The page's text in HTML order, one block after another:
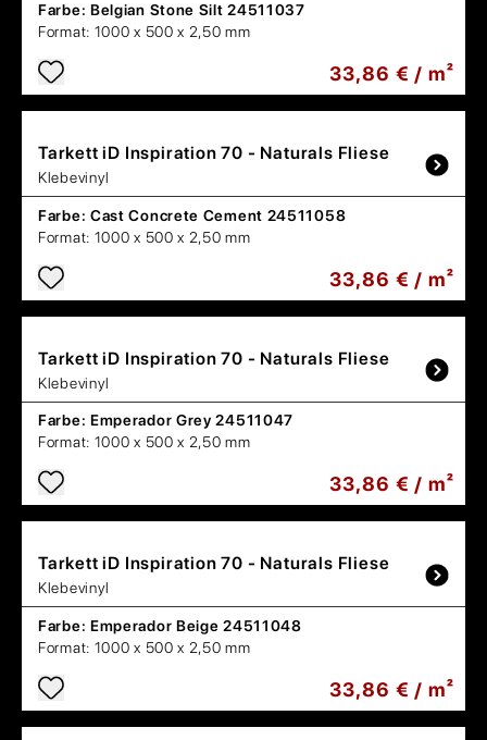
Farbe: Belgian Stone Silt 24511037
Format: 1000 x 500 x 2,50 mm
33,86 € / m²
Tarkett iD Inspiration 70 - Naturals Fliese
Klebevinyl
Farbe: Cast Concrete Cement 24511058
Format: 1000 x 500 x 2,50 mm
33,86 € / m²
Tarkett iD Inspiration 70 - Naturals Fliese
Klebevinyl
Farbe: Emperador Grey 24511047
Format: 1000 x 500 x 2,50 mm
33,86 € / m²
Tarkett iD Inspiration 70 - Naturals Fliese
Klebevinyl
Farbe: Emperador Beige 24511048
Format: 1000 x 500 x 2,50 mm
33,86 € / m²